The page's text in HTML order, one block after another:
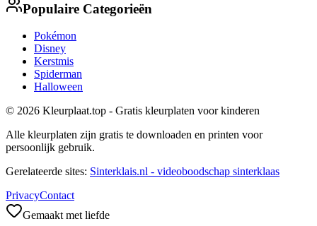
Populaire Categorieën
Pokémon
Disney
Kerstmis
Spiderman
Halloween
© 2026 Kleurplaat.top - Gratis kleurplaten voor kinderen
Alle kleurplaten zijn gratis te downloaden en printen voor
persoonlijk gebruik.
Gerelateerde sites: Sinterklais.nl - videoboodschap sinterklaas
PrivacyContact
Gemaakt met liefde